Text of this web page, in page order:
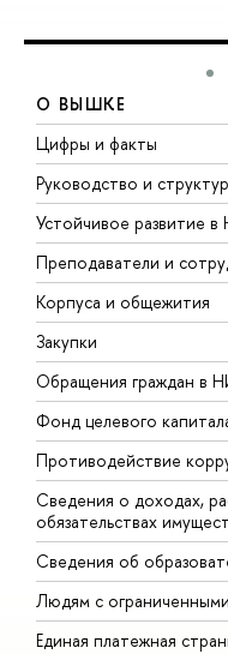
О ВЫШКЕ
Цифры и факты
Руководство и
Устойчивое развитие
Преподаватели и
Корпуса и общежития
Закупки
Обращения граждан в
Фонд целевого
Противодействие
Сведения о доходах,
обязательствах
Сведения об
Людям с
Единая платежная